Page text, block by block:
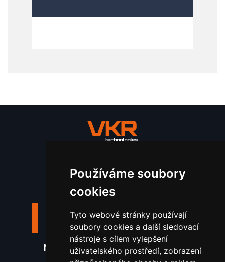
Používáme soubory
cookies
Tyto webové stránky používají
soubory cookies a další sledovací
nástroje s cílem vylepšení
uživatelského prostředí, zobrazení
Nástroje pro ohraňovací lisy
Spotřební materiál a nástroje
Náhradní díly pro vodní paprsek